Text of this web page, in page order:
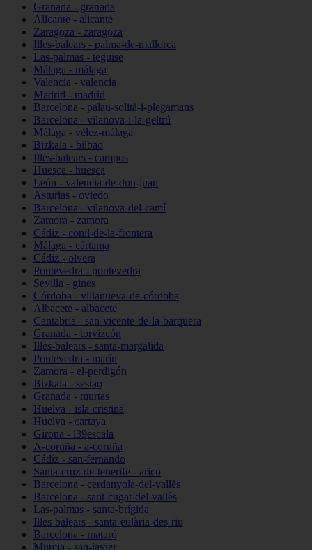
Granada - granada
Alicante - alicante
Zaragoza - zaragoza
Illes-balears - palma-de-mallorca
Las-palmas - teguise
Málaga - málaga
Valencia - valencia
Madrid - madrid
Barcelona - palau-solità-i-plegamans
Barcelona - vilanova-i-la-geltrú
Málaga - vélez-málaga
Bizkaia - bilbao
Illes-balears - campos
Huesca - huesca
León - valencia-de-don-juan
Asturias - oviedo
Barcelona - vilanova-del-camí
Zamora - zamora
Cádiz - conil-de-la-frontera
Málaga - cártama
Cádiz - olvera
Pontevedra - pontevedra
Sevilla - gines
Córdoba - villanueva-de-córdoba
Albacete - albacete
Cantabria - san-vicente-de-la-barquera
Granada - torvizcón
Illes-balears - santa-margalida
Pontevedra - marín
Zamora - el-perdigón
Bizkaia - sestao
Granada - murtas
Huelva - isla-cristina
Huelva - cartaya
Girona - l39escala
A-coruña - a-coruña
Cádiz - san-fernando
Santa-cruz-de-tenerife - arico
Barcelona - cerdanyola-del-vallès
Barcelona - sant-cugat-del-vallès
Las-palmas - santa-brígida
Illes-balears - santa-eulària-des-riu
Barcelona - mataró
Murcia - san-javier